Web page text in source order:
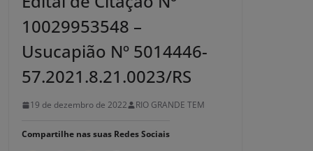
10029953548 –
Usucapião Nº 5014446-
57.2021.8.21.0023/RS
19 de dezembro de 2022 RIO GRANDE TEM
Compartilhe nas suas Redes Sociais